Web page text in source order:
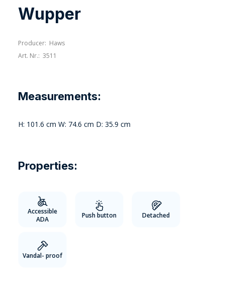
Wupper
Producer: Haws
Art. Nr.: 3511
Measurements:
H: 101.6 cm W: 74.6 cm D: 35.9 cm
Properties:
Accessible
ADA
Push button Detached
Vandal- proof